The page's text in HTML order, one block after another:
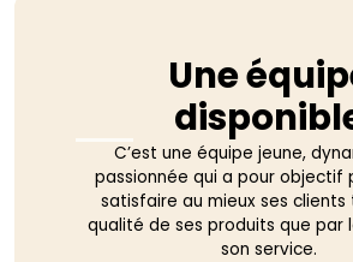
Une
C’est une équipe jeune,
passionnée qui a pour objectif
satisfaire au mieux ses
qualité de ses produits que par
son service.